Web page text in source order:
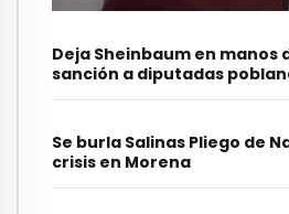
Deja Sheinbaum en manos
sanción a diputadas
Se burla Salinas Pliego de
crisis en Morena